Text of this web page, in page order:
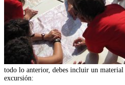
todo lo anterior, debes incluir un material
excursión: